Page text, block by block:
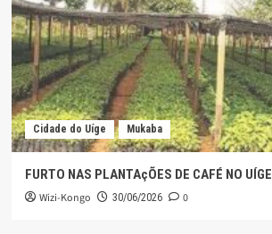
Cidade do Uíge Mukaba
FURTO NAS PLANTAçÕES DE CAFÉ NO UÍGE
Wizi-Kongo 30/06/2026 0